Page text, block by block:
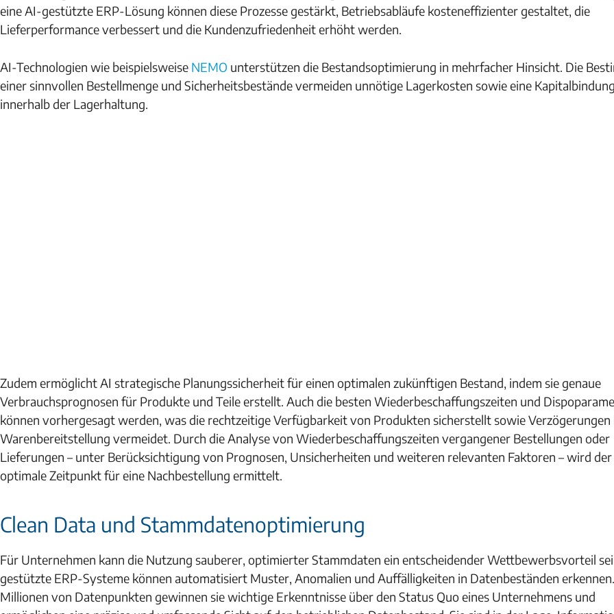
eine AI-gestützte ERP-Lösung können diese Prozesse gestärkt, Betriebsabläufe kosteneffizienter gestaltet, die
Lieferperformance verbessert und die Kundenzufriedenheit erhöht werden.
AI-Technologien wie beispielsweise NEMO unterstützen die Bestandsoptimierung in mehrfacher Hinsicht. Die
einer sinnvollen Bestellmenge und Sicherheitsbestände vermeiden unnötige Lagerkosten sowie eine Kapitalbindung
innerhalb der Lagerhaltung.
Zudem ermöglicht AI strategische Planungssicherheit für einen optimalen zukünftigen Bestand, indem sie genaue
Verbrauchsprognosen für Produkte und Teile erstellt. Auch die besten Wiederbeschaffungszeiten und
können vorhergesagt werden, was die rechtzeitige Verfügbarkeit von Produkten sicherstellt sowie Verzögerungen
Warenbereitstellung vermeidet. Durch die Analyse von Wiederbeschaffungszeiten vergangener Bestellungen oder
Lieferungen – unter Berücksichtigung von Prognosen, Unsicherheiten und weiteren relevanten Faktoren – wird der
optimale Zeitpunkt für eine Nachbestellung ermittelt.
Clean Data und Stammdatenoptimierung
Für Unternehmen kann die Nutzung sauberer, optimierter Stammdaten ein entscheidender Wettbewerbsvorteil
gestützte ERP-Systeme können automatisiert Muster, Anomalien und Auffälligkeiten in Datenbeständen
Millionen von Datenpunkten gewinnen sie wichtige Erkenntnisse über den Status Quo eines Unternehmens und